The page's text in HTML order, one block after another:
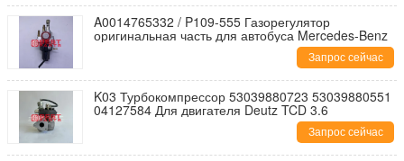
A0014765332 / P109-555 Газорегулятор
оригинальная часть для автобуса Mercedes-Benz
Запрос сейчас
K03 Турбокомпрессор 53039880723 53039880551
04127584 Для двигателя Deutz TCD 3.6
Запрос сейчас